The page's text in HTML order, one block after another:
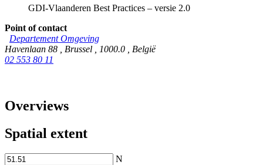
GDI-Vlaanderen Best Practices – versie 2.0
Point of contact
Departement Omgeving
Havenlaan 88
Brussel 1000.0
België
02 553 80 11
Overviews
Spatial extent
N